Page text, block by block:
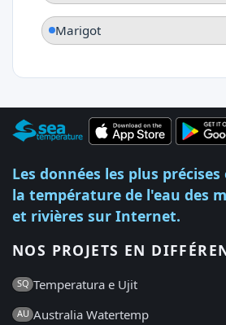
Marigot
Les données les plus
la température de l'eau des
et rivières sur Internet.
NOS PROJETS EN
SQ Temperatura e Ujit
AU Australia Watertemp